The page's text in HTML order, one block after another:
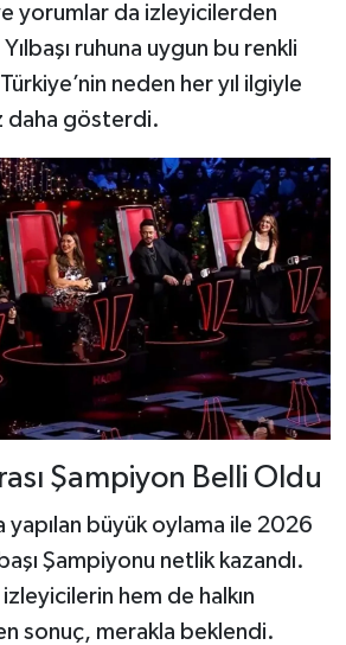
yorumlar da izleyicilerden
ruhuna uygun bu renkli
neden her yıl ilgiyle
daha gösterdi.
Şampiyon Belli Oldu
yapılan büyük oylama ile 2026
Şampiyonu netlik kazandı.
hem de halkın
sonuç, merakla beklendi.